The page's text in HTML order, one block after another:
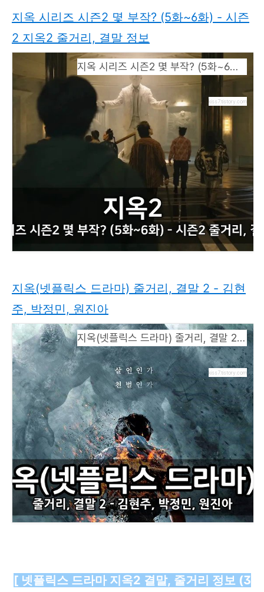
지옥 시리즈 시즌2 몇 부작? (5화~6화) - 시즌
2 지옥2 줄거리, 결말 정보
지옥 시리즈 시즌2 몇 부작? (5화~6화) - 시즌2 지옥2 줄거리, 결말 정보
kiss7.tistory.com
지옥(넷플릭스 드라마) 줄거리, 결말 2 - 김현
주, 박정민, 원진아
지옥(넷플릭스 드라마) 줄거리, 결말 2 - 김현주, 박정민, 원진아
kiss7.tistory.com
[ 넷플릭스 드라마 지옥2 결말, 줄거리 정보 (3